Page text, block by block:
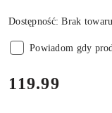
Dostępność:Brak towaru
Powiadom gdy
cena:
119.99